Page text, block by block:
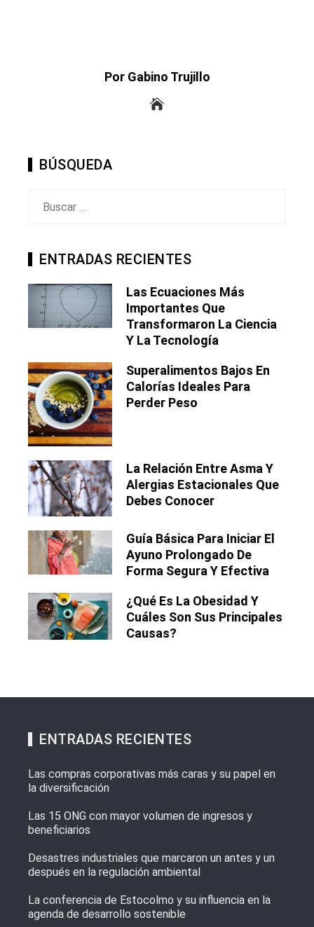
Por Gabino Trujillo
BÚSQUEDA
ENTRADAS RECIENTES
Las Ecuaciones Más
Importantes Que
Transformaron La Ciencia
Y La Tecnología
Superalimentos Bajos En
Calorías Ideales Para
Perder Peso
La Relación Entre Asma Y
Alergias Estacionales Que
Debes Conocer
Guía Básica Para Iniciar El
Ayuno Prolongado De
Forma Segura Y Efectiva
¿Qué Es La Obesidad Y
Cuáles Son Sus Principales
Causas?
ENTRADAS RECIENTES
Las compras corporativas más caras y su papel en
la diversificación
Las 15 ONG con mayor volumen de ingresos y
beneficiarios
Desastres industriales que marcaron un antes y un
después en la regulación ambiental
La conferencia de Estocolmo y su influencia en la
agenda de desarrollo sostenible